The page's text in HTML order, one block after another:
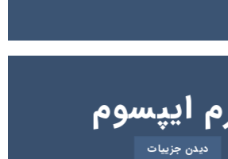
ایپسوم
دیدن جزییات